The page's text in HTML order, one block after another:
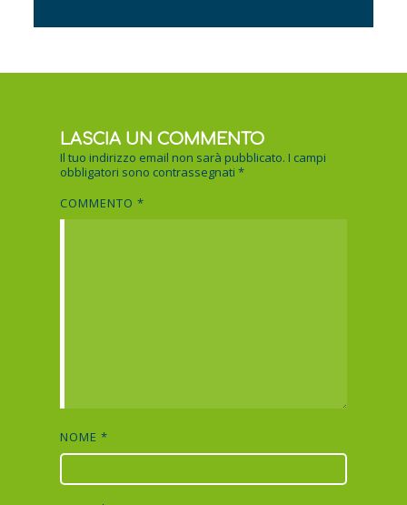
LASCIA UN COMMENTO
Il tuo indirizzo email non sarà pubblicato. I campi
obbligatori sono contrassegnati*
COMMENTO*
NOME*